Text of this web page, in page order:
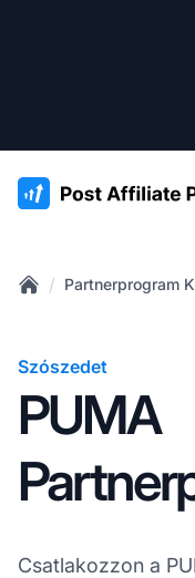
:site.title
/ Partnerprogram
Szószedet
PUMA
Csatlakozzon a